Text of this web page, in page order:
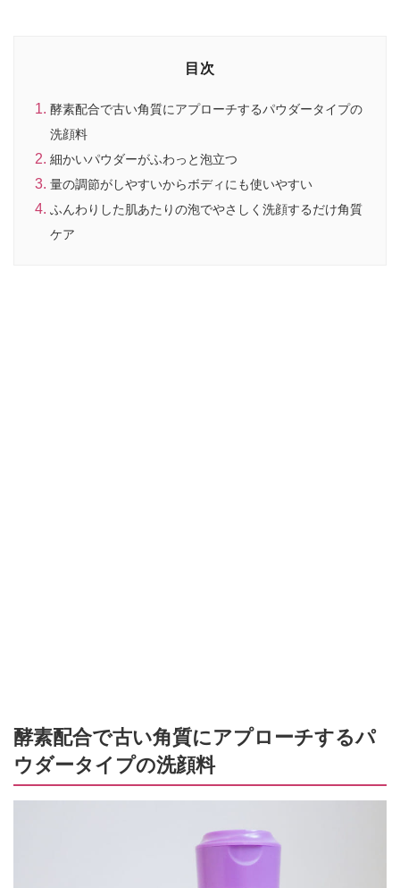
目次
酵素配合で古い角質にアプローチするパウダータイプの
洗顔料
細かいパウダーがふわっと泡立つ
量の調節がしやすいからボディにも使いやすい
ふんわりした肌あたりの泡でやさしく洗顔するだけ角質
ケア
酵素配合で古い角質にアプローチするパ
ウダータイプの洗顔料